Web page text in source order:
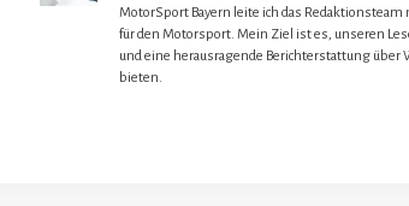
MotorSport Bayern leite ich das
für den Motorsport. Mein Ziel ist es, unseren
und eine herausragende Berichterstattung
bieten.